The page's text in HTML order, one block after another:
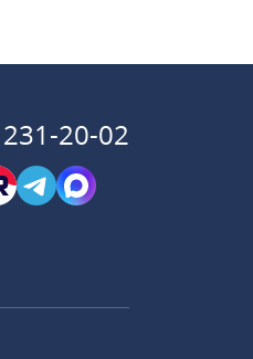
20-02